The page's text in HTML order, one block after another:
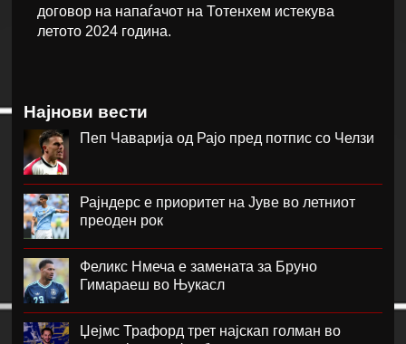
договор на напаѓачот на Тотенхем истекува
летото 2024 година.
Најнови вести
Пеп Чаварија од Рајо пред потпис со Челзи
Рајндерс е приоритет на Јуве во летниот
преоден рок
Феликс Нмеча е замената за Бруно
Гимараеш во Њукасл
Џејмс Трафорд трет најскап голман во